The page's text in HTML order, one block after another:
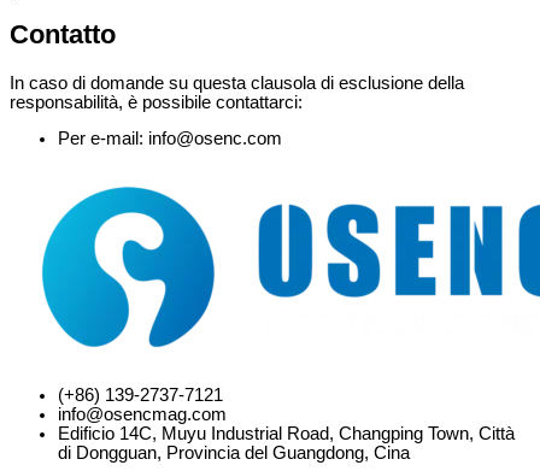
Contatto
In caso di domande su questa clausola di esclusione della
responsabilità, è possibile contattarci:
Per e-mail: info@osenc.com
(+86) 139-2737-7121
info@osencmag.com
Edificio 14C, Muyu Industrial Road, Changping Town, Città
di Dongguan, Provincia del Guangdong, Cina